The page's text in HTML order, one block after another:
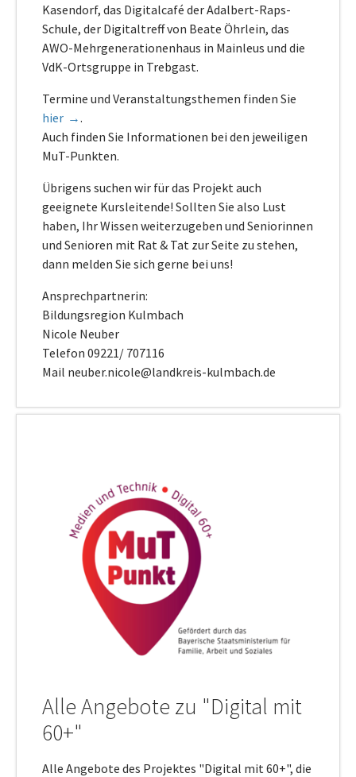
Kasendorf, das Digitalcafé der Adalbert-Raps-
Schule, der Digitaltreff von Beate Öhrlein, das
AWO-Mehrgenerationenhaus in Mainleus und die
VdK-Ortsgruppe in Trebgast.
Termine und Veranstaltungsthemen finden Sie
hier
.
Auch finden Sie Informationen bei den jeweiligen
MuT-Punkten.
Übrigens suchen wir für das Projekt auch
geeignete Kursleitende! Sollten Sie also Lust
haben, Ihr Wissen weiterzugeben und Seniorinnen
und Senioren mit Rat & Tat zur Seite zu stehen,
dann melden Sie sich gerne bei uns!
Ansprechpartnerin:
Bildungsregion Kulmbach
Nicole Neuber
Telefon 09221/ 707116
Mail neuber.nicole@landkreis-kulmbach.de
Alle Angebote zu "Digital mit
60+"
Alle Angebote des Projektes "Digital mit 60+", die